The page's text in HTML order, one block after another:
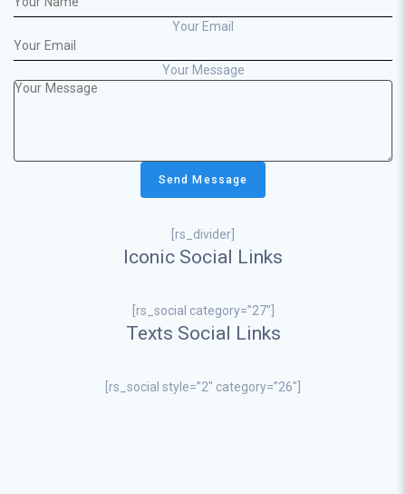
Your Email
Your Message
[rs_divider]
Iconic Social Links
[rs_social category=”27″]
Texts Social Links
[rs_social style=”2″ category=”26″]